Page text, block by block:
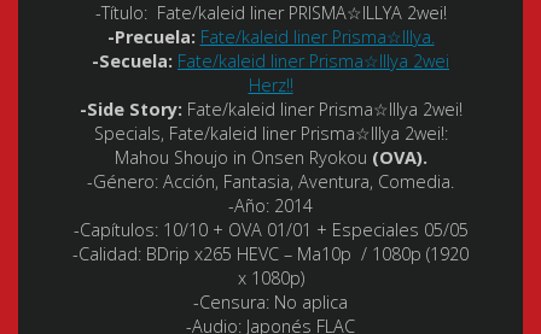
-Título:Fate/kaleid liner PRISMA☆ILLYA 2wei!
-Precuela: Fate/kaleid liner Prisma☆Illya.
-Secuela: Fate/kaleid liner Prisma☆Illya 2wei
Herz!!
-Side Story: Fate/kaleid liner Prisma☆Illya 2wei!
Specials, Fate/kaleid liner Prisma☆Illya 2wei!:
Mahou Shoujo in Onsen Ryokou (OVA).
-Género: Acción, Fantasia, Aventura, Comedia.
-Año: 2014
-Capítulos:10/10 + OVA 01/01 + Especiales 05/05
-Calidad: BDrip x265 HEVC – Ma10p / 1080p (1920
x 1080p)
-Censura: No aplica
-Audio: Japonés FLAC